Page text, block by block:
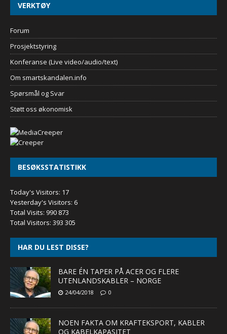
VERKTØY
Forum
Prosjektstyring
Konferanse (Live video/audio/text)
Om smartskandalen.info
Spørsmål og Svar
Støtt oss økonomisk
BESØKSSTATISTIKK
Today's Visitors: 17
Yesterday's Visitors: 6
Total Visits: 990 873
Total Visitors: 393 305
HAR DU LEST DISSE?
BARE ÉN TAPER PÅ ACER OG FLERE
UTENLANDSKABLER – NORGE
24/04/2018 0
NOEN FAKTA OM KRAFTEKSPORT, KABLER
OG KABELKAPASITET